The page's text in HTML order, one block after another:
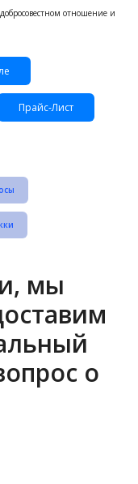
отношение и
Прайс-Лист
мы
о